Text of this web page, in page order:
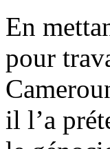
En
pour
il l’a